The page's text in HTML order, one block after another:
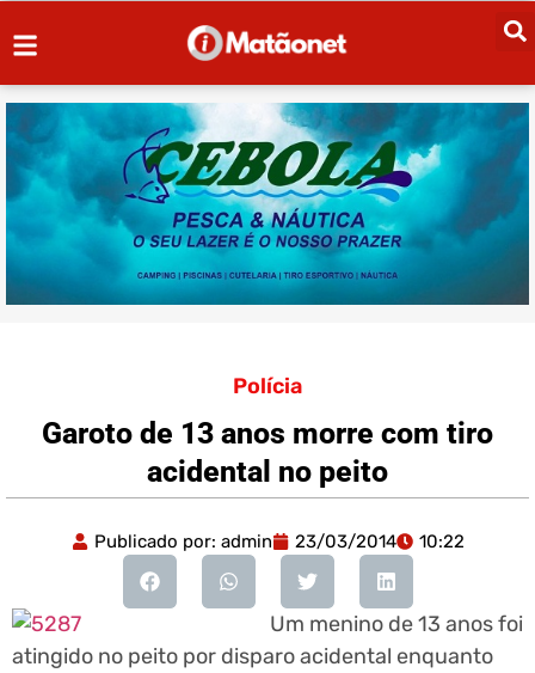
Polícia
Garoto de 13 anos morre com tiro
acidental no peito
Publicado por: admin 23/03/2014 10:22
Um menino de 13 anos foi
atingido no peito por disparo acidental enquanto